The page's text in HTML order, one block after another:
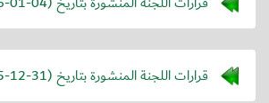
قرارات اللجنة المنشورة بتاريخ (12-31